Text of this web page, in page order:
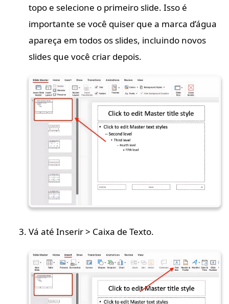
topo e selecione o primeiro slide. Isso é
importante se você quiser que a marca d’água
apareça em todos os slides, incluindo novos
slides que você criar depois.
Vá até Inserir > Caixa de Texto.